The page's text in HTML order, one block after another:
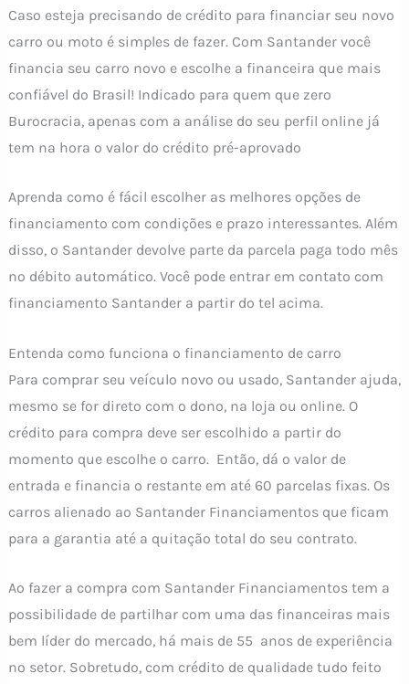
Caso esteja precisando de crédito para financiar seu novo
carro ou moto é simples de fazer. Com Santander você
financia seu carro novo e escolhe a financeira que mais
confiável do Brasil! Indicado para quem que zero
Burocracia, apenas com a análise do seu perfil online já
tem na hora o valor do crédito pré-aprovado
Aprenda como é fácil escolher as melhores opções de
financiamento com condições e prazo interessantes. Além
disso, o Santander devolve parte da parcela paga todo mês
no débito automático. Você pode entrar em contato com
financiamento Santander a partir do tel acima.
Entenda como funciona o financiamento de carro
Para comprar seu veículo novo ou usado, Santander ajuda,
mesmo se for direto com o dono, na loja ou online. O
crédito para compra deve ser escolhido a partir do
momento que escolhe o carro. Então, dá o valor de
entrada e financia o restante em até 60 parcelas fixas. Os
carros alienado ao Santander Financiamentos que ficam
para a garantia até a quitação total do seu contrato.
Ao fazer a compra com Santander Financiamentos tem a
possibilidade de partilhar com uma das financeiras mais
bem líder do mercado, há mais de 55 anos de experiência
no setor. Sobretudo, com crédito de qualidade tudo feito